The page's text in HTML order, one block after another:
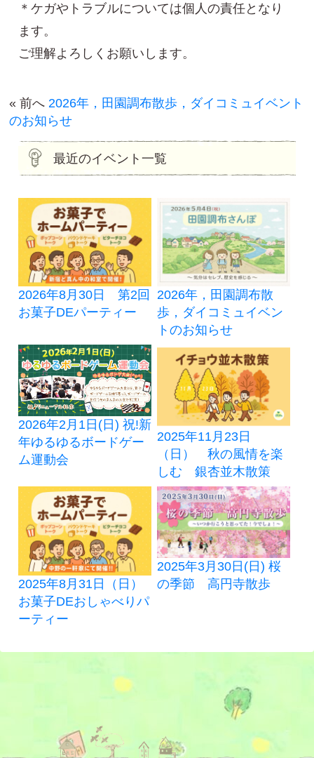
＊ケガやトラブルについては個人の責任となり
ます。
ご理解よろしくお願いします。
« 前へ 2026年，田園調布散歩，ダイコミュイベント
のお知らせ
最近のイベント一覧
2026年8月30日 第2回
お菓子DEパーティー
2026年，田園調布散
歩，ダイコミュイベン
トのお知らせ
2026年2月1日(日) 祝!新
年ゆるゆるボードゲー
ム運動会
2025年11月23日
（日） 秋の風情を楽
しむ 銀杏並木散策
2025年8月31日（日）
お菓子DEおしゃべりパ
ーティー
2025年3月30日(日) 桜
の季節 高円寺散歩